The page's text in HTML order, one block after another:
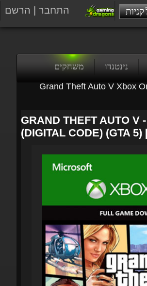
התחבר הרשם קניות
נינטנדו משחקים
Grand Theft Auto V Xbox
GRAND THEFT AUTO V
(DIGITAL CODE) (GTA 5)